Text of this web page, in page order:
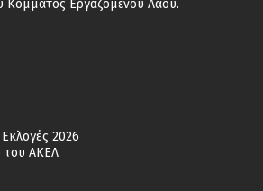
Κόμματος Εργαζόμενου Λαού.
2026
του ΑΚΕΛ